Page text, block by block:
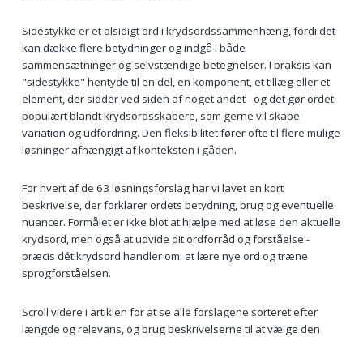
Sidestykke er et alsidigt ord i krydsordssammenhæng, fordi det
kan dække flere betydninger og indgå i både
sammensætninger og selvstændige betegnelser. I praksis kan
"sidestykke" hentyde til en del, en komponent, et tillæg eller et
element, der sidder ved siden af noget andet - og det gør ordet
populært blandt krydsordsskabere, som gerne vil skabe
variation og udfordring. Den fleksibilitet fører ofte til flere mulige
løsninger afhængigt af konteksten i gåden.
For hvert af de 63 løsningsforslag har vi lavet en kort
beskrivelse, der forklarer ordets betydning, brug og eventuelle
nuancer. Formålet er ikke blot at hjælpe med at løse den aktuelle
krydsord, men også at udvide dit ordforråd og forståelse -
præcis dét krydsord handler om: at lære nye ord og træne
sprogforståelsen.
Scroll videre i artiklen for at se alle forslagene sorteret efter
længde og relevans, og brug beskrivelserne til at vælge den